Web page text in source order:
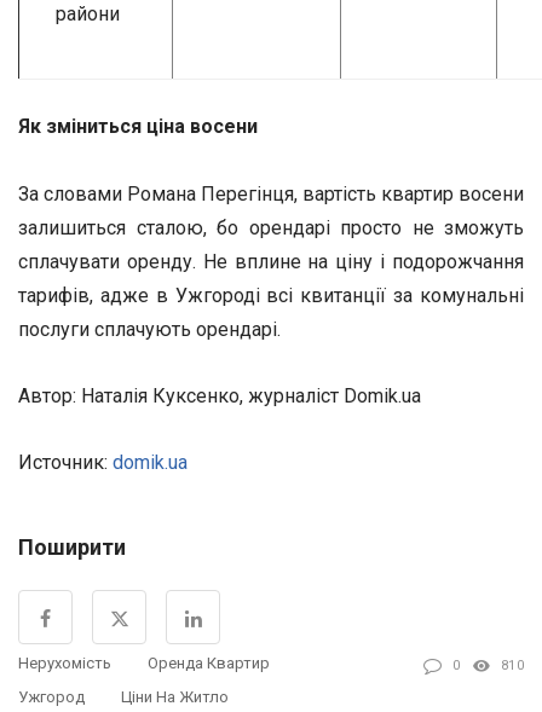
райони
Як зміниться ціна восени
За словами Романа Перегінця, вартість квартир восени
залишиться сталою, бо орендарі просто не зможуть
сплачувати оренду. Не вплине на ціну і подорожчання
тарифів, адже в Ужгороді всі квитанції за комунальні
послуги сплачують орендарі.
Автор: Наталія Куксенко, журналіст Domik.ua
Источник: domik.ua
Поширити
Нерухомість
Оренда Квартир
Ужгород
Ціни На Житло
0 810